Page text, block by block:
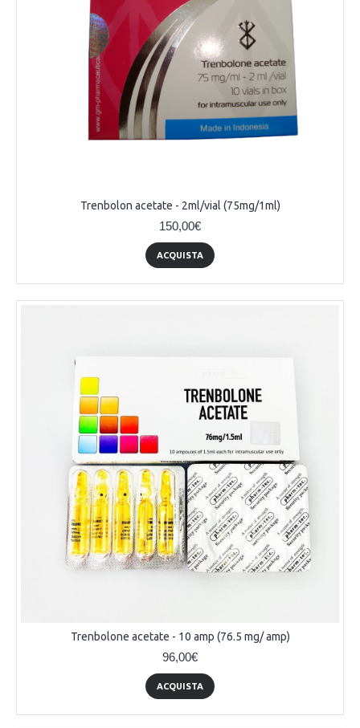
Trenbolon acetate - 2ml/vial (75mg/1ml)
150,00€
ACQUISTA
Trenbolone acetate - 10 amp (76.5 mg/ amp)
96,00€
ACQUISTA